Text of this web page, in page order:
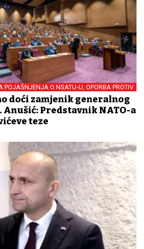
POJAŠNJENJA O NSATU-U, OPORBA PROTIV
doći zamjenik generalnog
Anušić: Predstavnik NATO-a
teze